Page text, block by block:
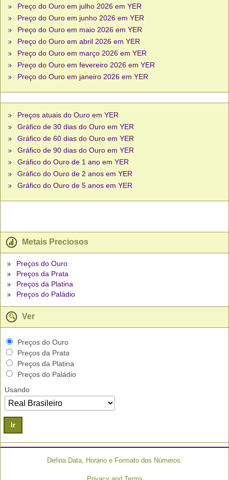
Preço do Ouro em julho 2026 em YER
Preço do Ouro em junho 2026 em YER
Preço do Ouro em maio 2026 em YER
Preço do Ouro em abril 2026 em YER
Preço do Ouro em março 2026 em YER
Preço do Ouro em fevereiro 2026 em YER
Preço do Ouro em janeiro 2026 em YER
Preços atuais do Ouro em YER
Gráfico de 30 dias do Ouro em YER
Gráfico de 60 dias do Ouro em YER
Gráfico de 90 dias do Ouro em YER
Gráfico do Ouro de 1 ano em YER
Gráfico do Ouro de 2 anos em YER
Gráfico do Ouro de 5 anos em YER
Metais Preciosos
Preços do Ouro
Preços da Prata
Preços da Platina
Preços do Paládio
Ver
Preços do Ouro
Preços da Prata
Preços da Platina
Preços do Paládio
Usando
Ir
Defina Data, Horário e Formato dos Números.
Privacy and Terms